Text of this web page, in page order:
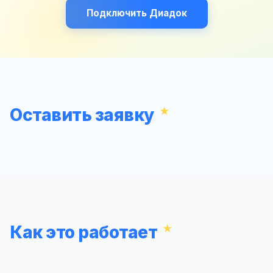
Подключить Диадок
Оставить заявку
Как это работает